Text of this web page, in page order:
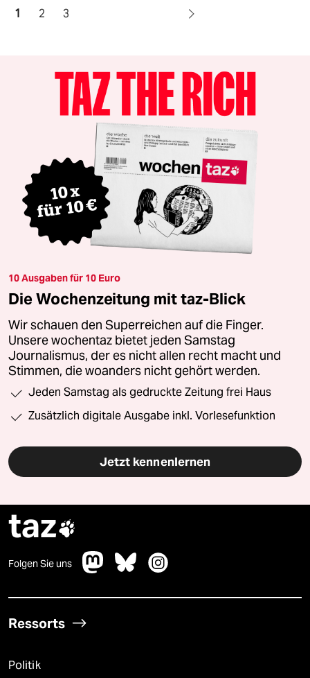
1 2 3
10 Ausgaben für 10 Euro
Die Wochenzeitung mit taz-Blick
Wir schauen den Superreichen auf die Finger.
Unsere wochentaz bietet jeden Samstag
Journalismus, der es nicht allen recht macht und
Stimmen, die woanders nicht gehört werden.
Jeden Samstag als gedruckte Zeitung frei Haus
Zusätzlich digitale Ausgabe inkl. Vorlesefunktion
Jetzt kennenlernen
taz
Folgen Sie uns
Ressorts
Politik